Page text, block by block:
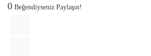
0 Beğendiyseniz Paylaşın!